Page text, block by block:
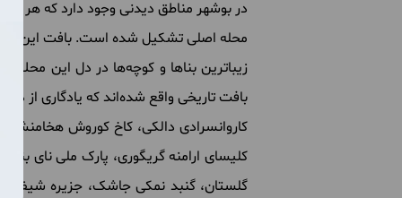
در بوشهر مناطق دیدنی وجود دارد که هر
محله اصلی تشکیل شده است. بافت این
زیباترین بناها و کوچه‌ها در دل این
بافت تاریخی واقع شده‌اند که یادگاری از
کاروانسرادی دالکی، کاخ کوروش
کلیسای ارامنه گریگوری، پارک ملی نای‌
گلستان، گنبد نمکی جاشک، جزیره شیف